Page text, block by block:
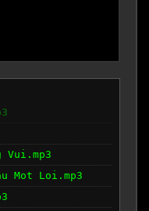
Vui.mp3
Mot Loi.mp3